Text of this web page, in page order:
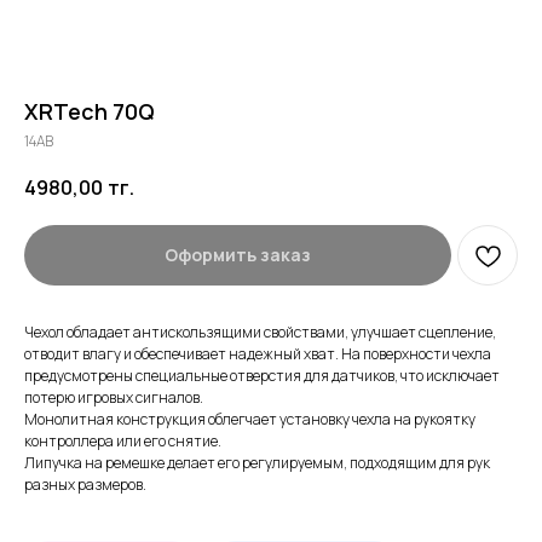
XRTech 70Q
14AB
4980,00 тг.
Оформить заказ
Чехол обладает антискользящими свойствами, улучшает сцепление,
отводит влагу и обеспечивает надежный хват. На поверхности чехла
предусмотрены специальные отверстия для датчиков, что исключает
потерю игровых сигналов.
Монолитная конструкция облегчает установку чехла на рукоятку
контроллера или его снятие.
Липучка на ремешке делает его регулируемым, подходящим для рук
разных размеров.